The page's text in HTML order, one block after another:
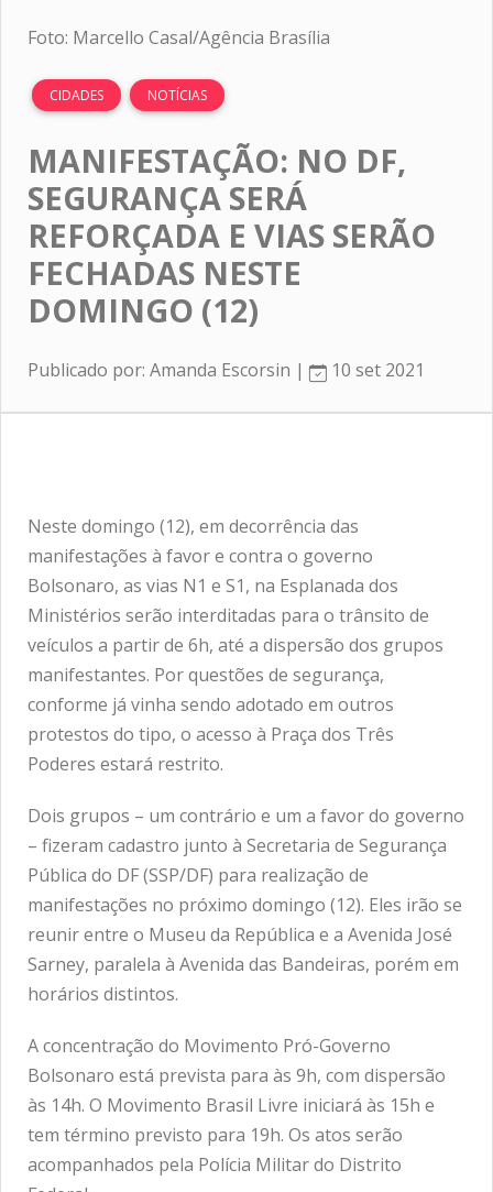
Foto: Marcello Casal/Agência Brasília
CIDADES NOTÍCIAS
MANIFESTAÇÃO: NO DF,
SEGURANÇA SERÁ
REFORÇADA E VIAS SERÃO
FECHADAS NESTE
DOMINGO (12)
Publicado por: Amanda Escorsin | 10 set 2021
Neste domingo (12), em decorrência das
manifestações à favor e contra o governo
Bolsonaro, as vias N1 e S1, na Esplanada dos
Ministérios serão interditadas para o trânsito de
veículos a partir de 6h, até a dispersão dos grupos
manifestantes. Por questões de segurança,
conforme já vinha sendo adotado em outros
protestos do tipo, o acesso à Praça dos Três
Poderes estará restrito.
Dois grupos – um contrário e um a favor do governo
– fizeram cadastro junto à Secretaria de Segurança
Pública do DF (SSP/DF) para realização de
manifestações no próximo domingo (12). Eles irão se
reunir entre o Museu da República e a Avenida José
Sarney, paralela à Avenida das Bandeiras, porém em
horários distintos.
A concentração do Movimento Pró-Governo
Bolsonaro está prevista para às 9h, com dispersão
às 14h. O Movimento Brasil Livre iniciará às 15h e
tem término previsto para 19h. Os atos serão
acompanhados pela Polícia Militar do Distrito